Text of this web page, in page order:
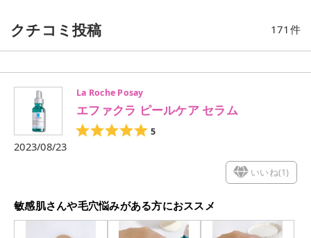
クチコミ投稿 171 件
La Roche Posay
エファクラ ピールケア セラム
5
2023/08/23
いいね(1)
敏感肌さんや毛穴悩みがある方におススメ